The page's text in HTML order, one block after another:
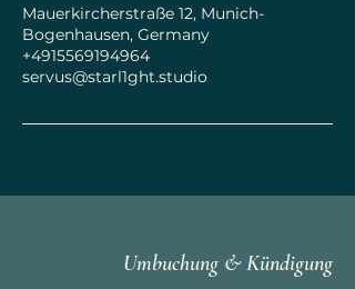
Mauerkircherstraße 12, Munich-
Bogenhausen, Germany
+4915569194964
servus@starl1ght.studio
Umbuchung & Kündigung